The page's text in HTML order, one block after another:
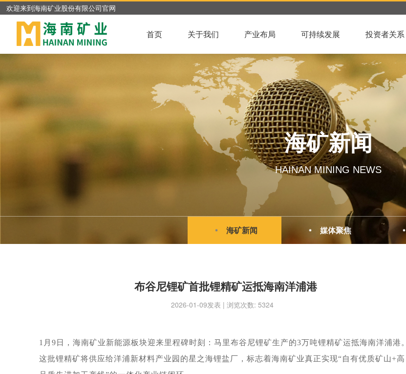
欢迎来到海南矿业股份有限公司官网
首页 关于我们 产业布局 可持续发展 投资者关系
海矿新闻
HAINAN MINING NEWS
海矿新闻 媒体聚焦
布谷尼锂矿首批锂精矿运抵海南洋浦港
2026-01-09发表 | 浏览次数: 5324
1 月 9 日，海南矿业新能源板块迎来里程碑时刻：马里布谷尼锂矿生产的3万吨锂精矿运抵海南洋浦港。
这批锂精矿将供应给洋浦新材料产业园的星之海锂盐厂，标志着海南矿业真正实现“自有优质矿山+高